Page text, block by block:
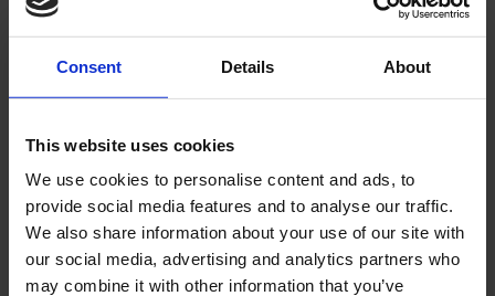
Consent Details About
This website uses cookies
We use cookies to personalise content and ads, to
provide social media features and to analyse our traffic.
We also share information about your use of our site with
our social media, advertising and analytics partners who
may combine it with other information that you’ve
Kullager 6204 TN9 SKF
Universal
DS00271
120KR
Kylare Derbi Senda
DS08272
1 195